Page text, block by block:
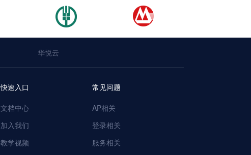
华悦云
快速入口
文档中心
加入我们
教学视频
常见问题
AP相关
登录相关
服务相关